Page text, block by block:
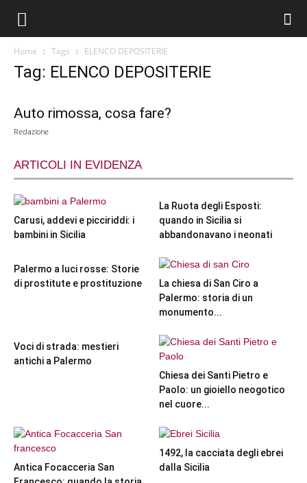
Home Tags ELENCO DEPOSITERIE
Tag: ELENCO DEPOSITERIE
Auto rimossa, cosa fare?
Redazione
ARTICOLI IN EVIDENZA
Carusi, addevi e picciriddi: i
bambini in Sicilia
La Ruota degli Esposti:
quando in Sicilia si
abbandonavano i neonati
Palermo a luci rosse: Storie
di prostitute e prostituzione
La chiesa di San Ciro a
Palermo: storia di un
monumento...
Voci di strada: mestieri
antichi a Palermo
Chiesa dei Santi Pietro e
Paolo: un gioiello neogotico
nel cuore...
Antica Focacceria San
1492, la cacciata degli ebrei
dalla Sicilia